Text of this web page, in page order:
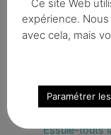
Divers
Trousses
Couvercles
Eponges
Essuie-touts
Ce site Web
expérience.
avec cela, mais
Paramétrer